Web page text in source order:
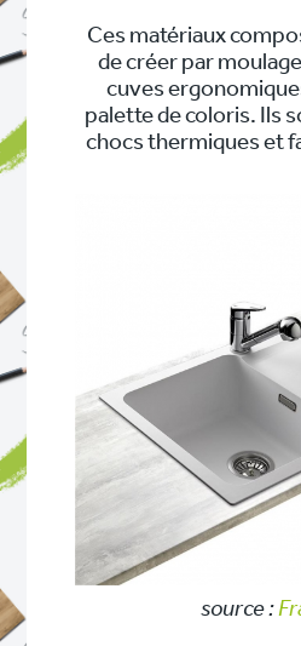
Ces matériaux
de créer par
cuves
palette de coloris. Ils
chocs thermiques et
source :